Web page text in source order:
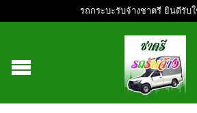
รถกระบะรับจ้างชาตรี ยินดีรับ